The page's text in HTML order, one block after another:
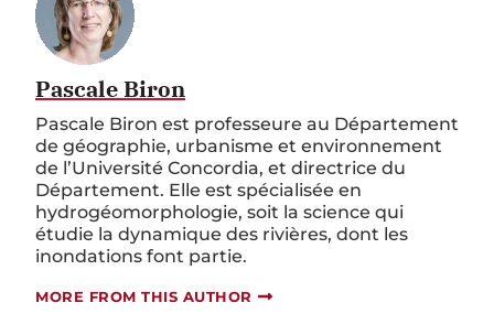
Pascale Biron
Pascale Biron est professeure au Département
de géographie, urbanisme et environnement
de l’Université Concordia, et directrice du
Département. Elle est spécialisée en
hydrogéomorphologie, soit la science qui
étudie la dynamique des rivières, dont les
inondations font partie.
MORE FROM THIS AUTHOR